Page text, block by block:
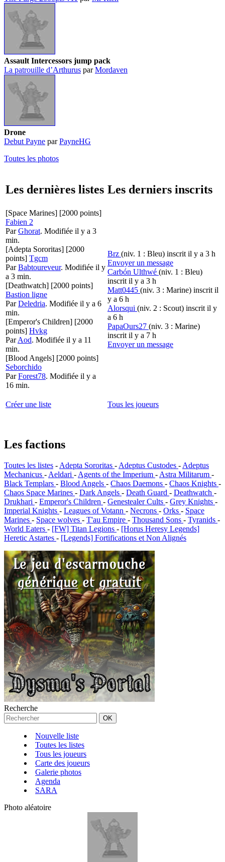
Assault Intercessors jump pack
La patrouille d’Arthurus parMordaven
Drone
Debut Payne parPayneHG
Toutes les photos
Les dernières listes Les derniers inscrits
[Space Marines] [2000 points]
Fabien 2
ParGhorat. Modifiée il y a 3
min.
[Adepta Sororitas] [2000
points] Tgcm
ParBabtoureveur. Modifiée il y
a 3 min.
[Deathwatch] [2000 points]
Bastion ligne
ParDeledria. Modifiée il y a 6
min.
[Emperor's Children] [2000
points] Hvkg
ParAod. Modifiée il y a 11
min.
[Blood Angels] [2000 points]
Seborchido
ParForest78. Modifiée il y a
16 min.
Brz (niv. 1 : Bleu) inscrit il y a 3 h
Envoyer un message
Carbón Ulthwé (niv. 1 : Bleu)
inscrit il y a 3 h
Matt0445 (niv. 3 : Marine) inscrit il
y a 6 h
Alorsqui (niv. 2 : Scout) inscrit il y
a 6 h
PapaOurs27 (niv. 3 : Marine)
inscrit il y a 7 h
Envoyer un message
Créer une liste Tous les joueurs
Les factions
Toutes les listes -Adepta Sororitas -Adeptus Custodes -Adeptus
Mechanicus -Aeldari -Agents of the Imperium -Astra Militarum -
Black Templars - Blood Angels - Chaos Daemons - Chaos Knights -
Chaos Space Marines - Dark Angels - Death Guard - Deathwatch -
Drukhari - Emperor's Children - Genestealer Cults - Grey Knights -
Imperial Knights - Leagues of Votann - Necrons - Orks - Space
Marines - Space wolves - T'au Empire - Thousand Sons - Tyranids -
World Eaters - [FW] Titan Legions - [Horus Heresy Legends]
Heretic Astartes - [Legends] Fortifications et Non Alignés
Recherche
Nouvelle liste
Toutes les listes
Tous les joueurs
Carte des joueurs
Galerie photos
Agenda
SARA
Photo aléatoire